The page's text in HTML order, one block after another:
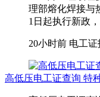
理部熔化焊接与
1日起执行新政
20小时前 电工证
高低压电工证查询 特